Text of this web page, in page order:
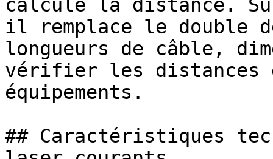
calcule la distance.
il remplace le double
longueurs de câble,
vérifier les distances
équipements.
## Caractéristiques